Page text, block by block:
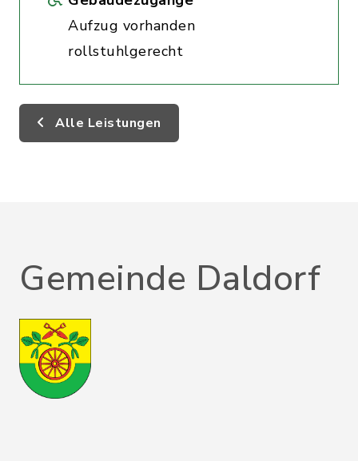
Aufzug vorhanden
rollstuhlgerecht
Alle Leistungen
Gemeinde Daldorf